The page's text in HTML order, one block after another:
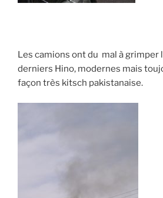
Les camions ont du mal à grimper
derniers Hino, modernes mais
façon très kitsch pakistanaise.